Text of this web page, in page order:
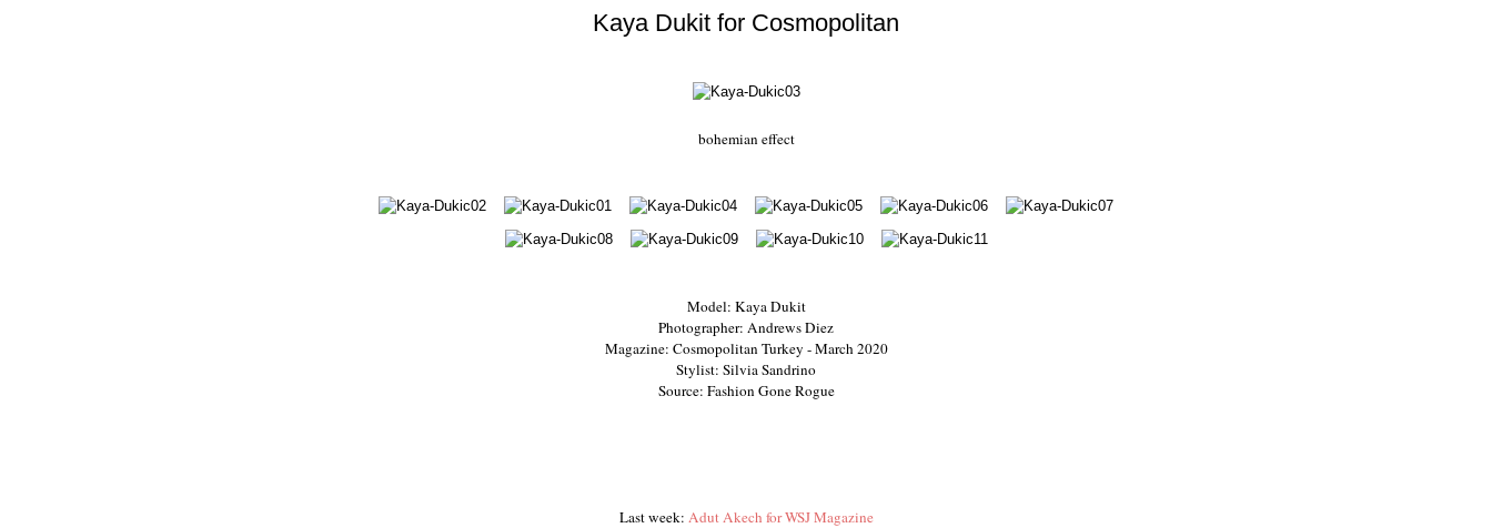
Kaya Dukit for Cosmopolitan
bohemian effect
Model: Kaya Dukit
Photographer: Andrews Diez
Magazine: Cosmopolitan Turkey - March 2020
Stylist: Silvia Sandrino
Source: Fashion Gone Rogue
Last week: Adut Akech for WSJ Magazine